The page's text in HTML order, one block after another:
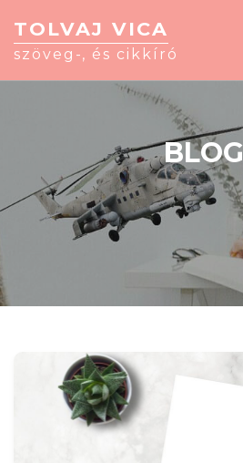
TOLVAJ VICA
szöveg-, és cikkíró
BLOG